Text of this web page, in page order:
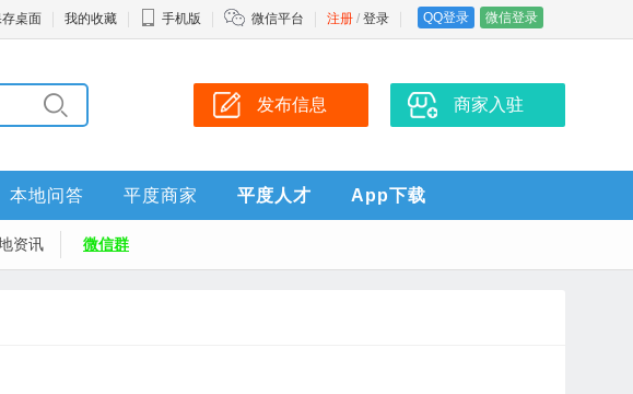
注册 / 登录 QQ登录 微信登录
桌面 我的收藏 手机版 微信平台
发布信息 商家入驻
本地问答 平度商家 平度人才 App下载
资讯 微信群